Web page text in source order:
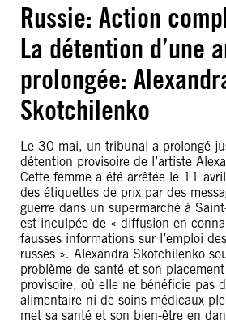
Russie: Action
La détention d’une
prolongée:
Skotchilenko
Le 30 mai, un tribunal a prolongé
détention provisoire de l’artiste
Cette femme a été arrêtée le 11
des étiquettes de prix par des
guerre dans un supermarché à
est inculpée de « diffusion en
fausses informations sur l’emploi
russes ». Alexandra Skotchilenko
problème de santé et son
provisoire, où elle ne bénéficie pas
alimentaire ni de soins médicaux
met sa santé et son bien-être en